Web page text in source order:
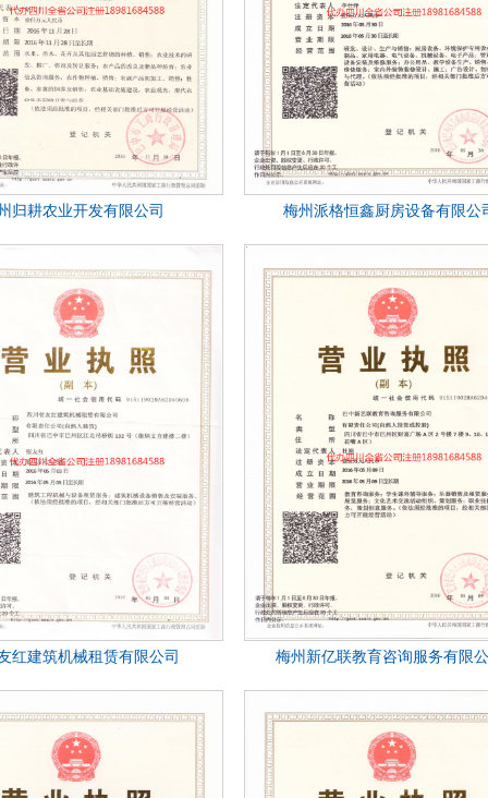
归耕农业开发有限公司 梅州派格恒鑫厨房设备有限公
红建筑机械租赁有限公司 梅州新亿联教育咨询服务有限